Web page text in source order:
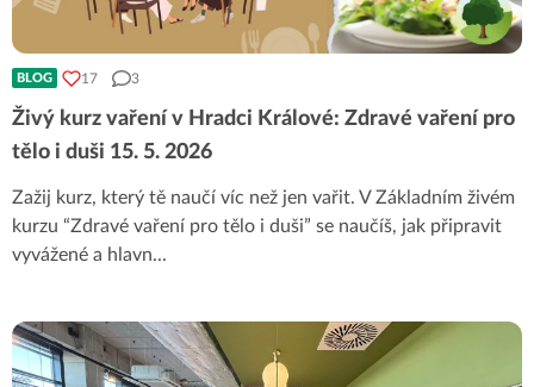
BLOG 17 3
Živý kurz vaření v Hradci Králové: Zdravé vaření pro
tělo i duši 15. 5. 2026
Zažij kurz, který tě naučí víc než jen vařit. V Základním živém
kurzu “Zdravé vaření pro tělo i duši” se naučíš, jak připravit
vyvážené a hlavn...